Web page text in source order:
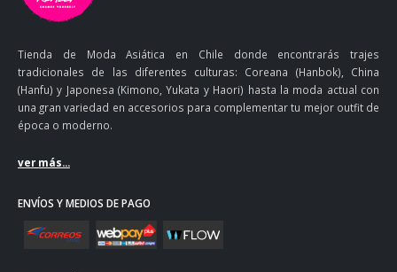
Tienda de Moda Asiática en Chile donde encontrarás trajes
tradicionales de las diferentes culturas: Coreana (Hanbok), China
(Hanfu) y Japonesa (Kimono, Yukata y Haori) hasta la moda actual con
una gran variedad en accesorios para complementar tu mejor outfit de
época o moderno.
ver más...
ENVÍOS Y MEDIOS DE PAGO